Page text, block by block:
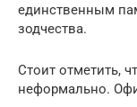
единственным
зодчества.
Стоит отметить,
неформально.